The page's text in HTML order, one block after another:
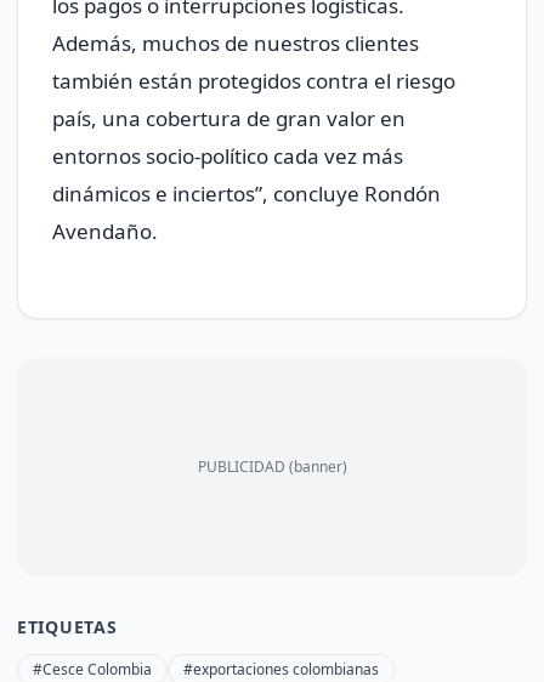
los pagos o interrupciones logísticas.
Además, muchos de nuestros clientes
también están protegidos contra el riesgo
país, una cobertura de gran valor en
entornos socio-político cada vez más
dinámicos e inciertos”, concluye Rondón
Avendaño.
PUBLICIDAD (banner)
ETIQUETAS
#Cesce Colombia
#exportaciones colombianas